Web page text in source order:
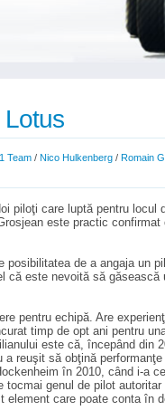
Lotus
Team / Nico Hulkenberg / Romain
piloţi care luptă pentru locul
este practic confirmat
posibilitatea de a angaja un
că este nevoită să găsească
pentru echipă. Are
timp de opt ani pentru
este că, începând din
a reuşit să obţină
în 2010, când i-a
tocmai genul de pilot
element care poate conta în